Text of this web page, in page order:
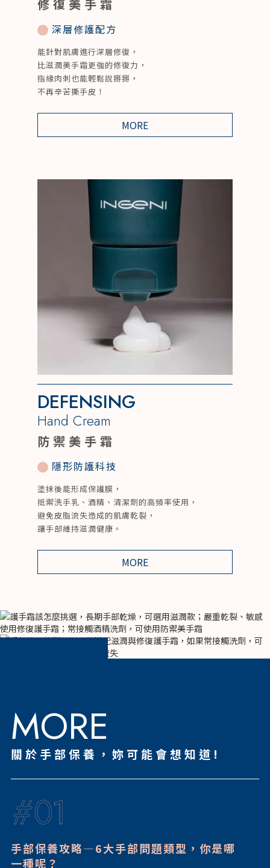
修復美手霜
深層修護配方
能針對肌膚進行深層修復，
比滋潤美手霜更強的修復力，
指緣肉刺也能輕鬆說掰掰，
不再辛苦撕手皮！
MORE
DEFENSING
Hand Cream
防禦美手霜
隱形防護科技
塗抹後能形成保護膜，
抵禦洗手乳、酒精、清潔劑的高頻率使用，
避免皮脂流失造成的肌膚乾裂，
讓手部維持滋潤健康。
MORE
MORE
關於手部保養， 妳可能會想知道!
#01
手部保養攻略—6大手部問題類型，你是哪
一種呢？